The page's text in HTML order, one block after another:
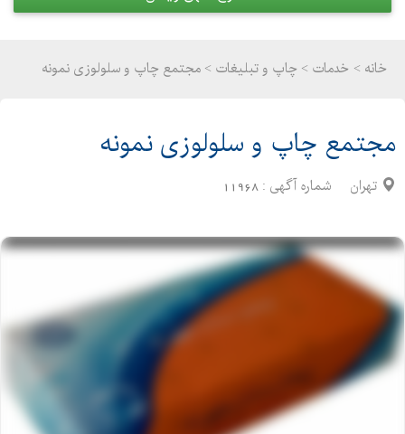
خانه > خدمات > چاپ و تبلیغات > مجتمع چاپ و سلولوزی نمونه
مجتمع چاپ و سلولوزی نمونه
تهران شماره آگهی : 11968